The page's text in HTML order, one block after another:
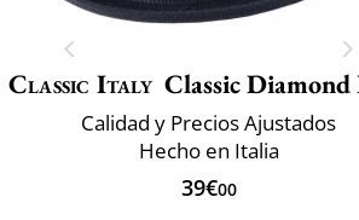
Classic Italy Classic Diamond
Calidad y Precios Ajustados
Hecho en Italia
39€00